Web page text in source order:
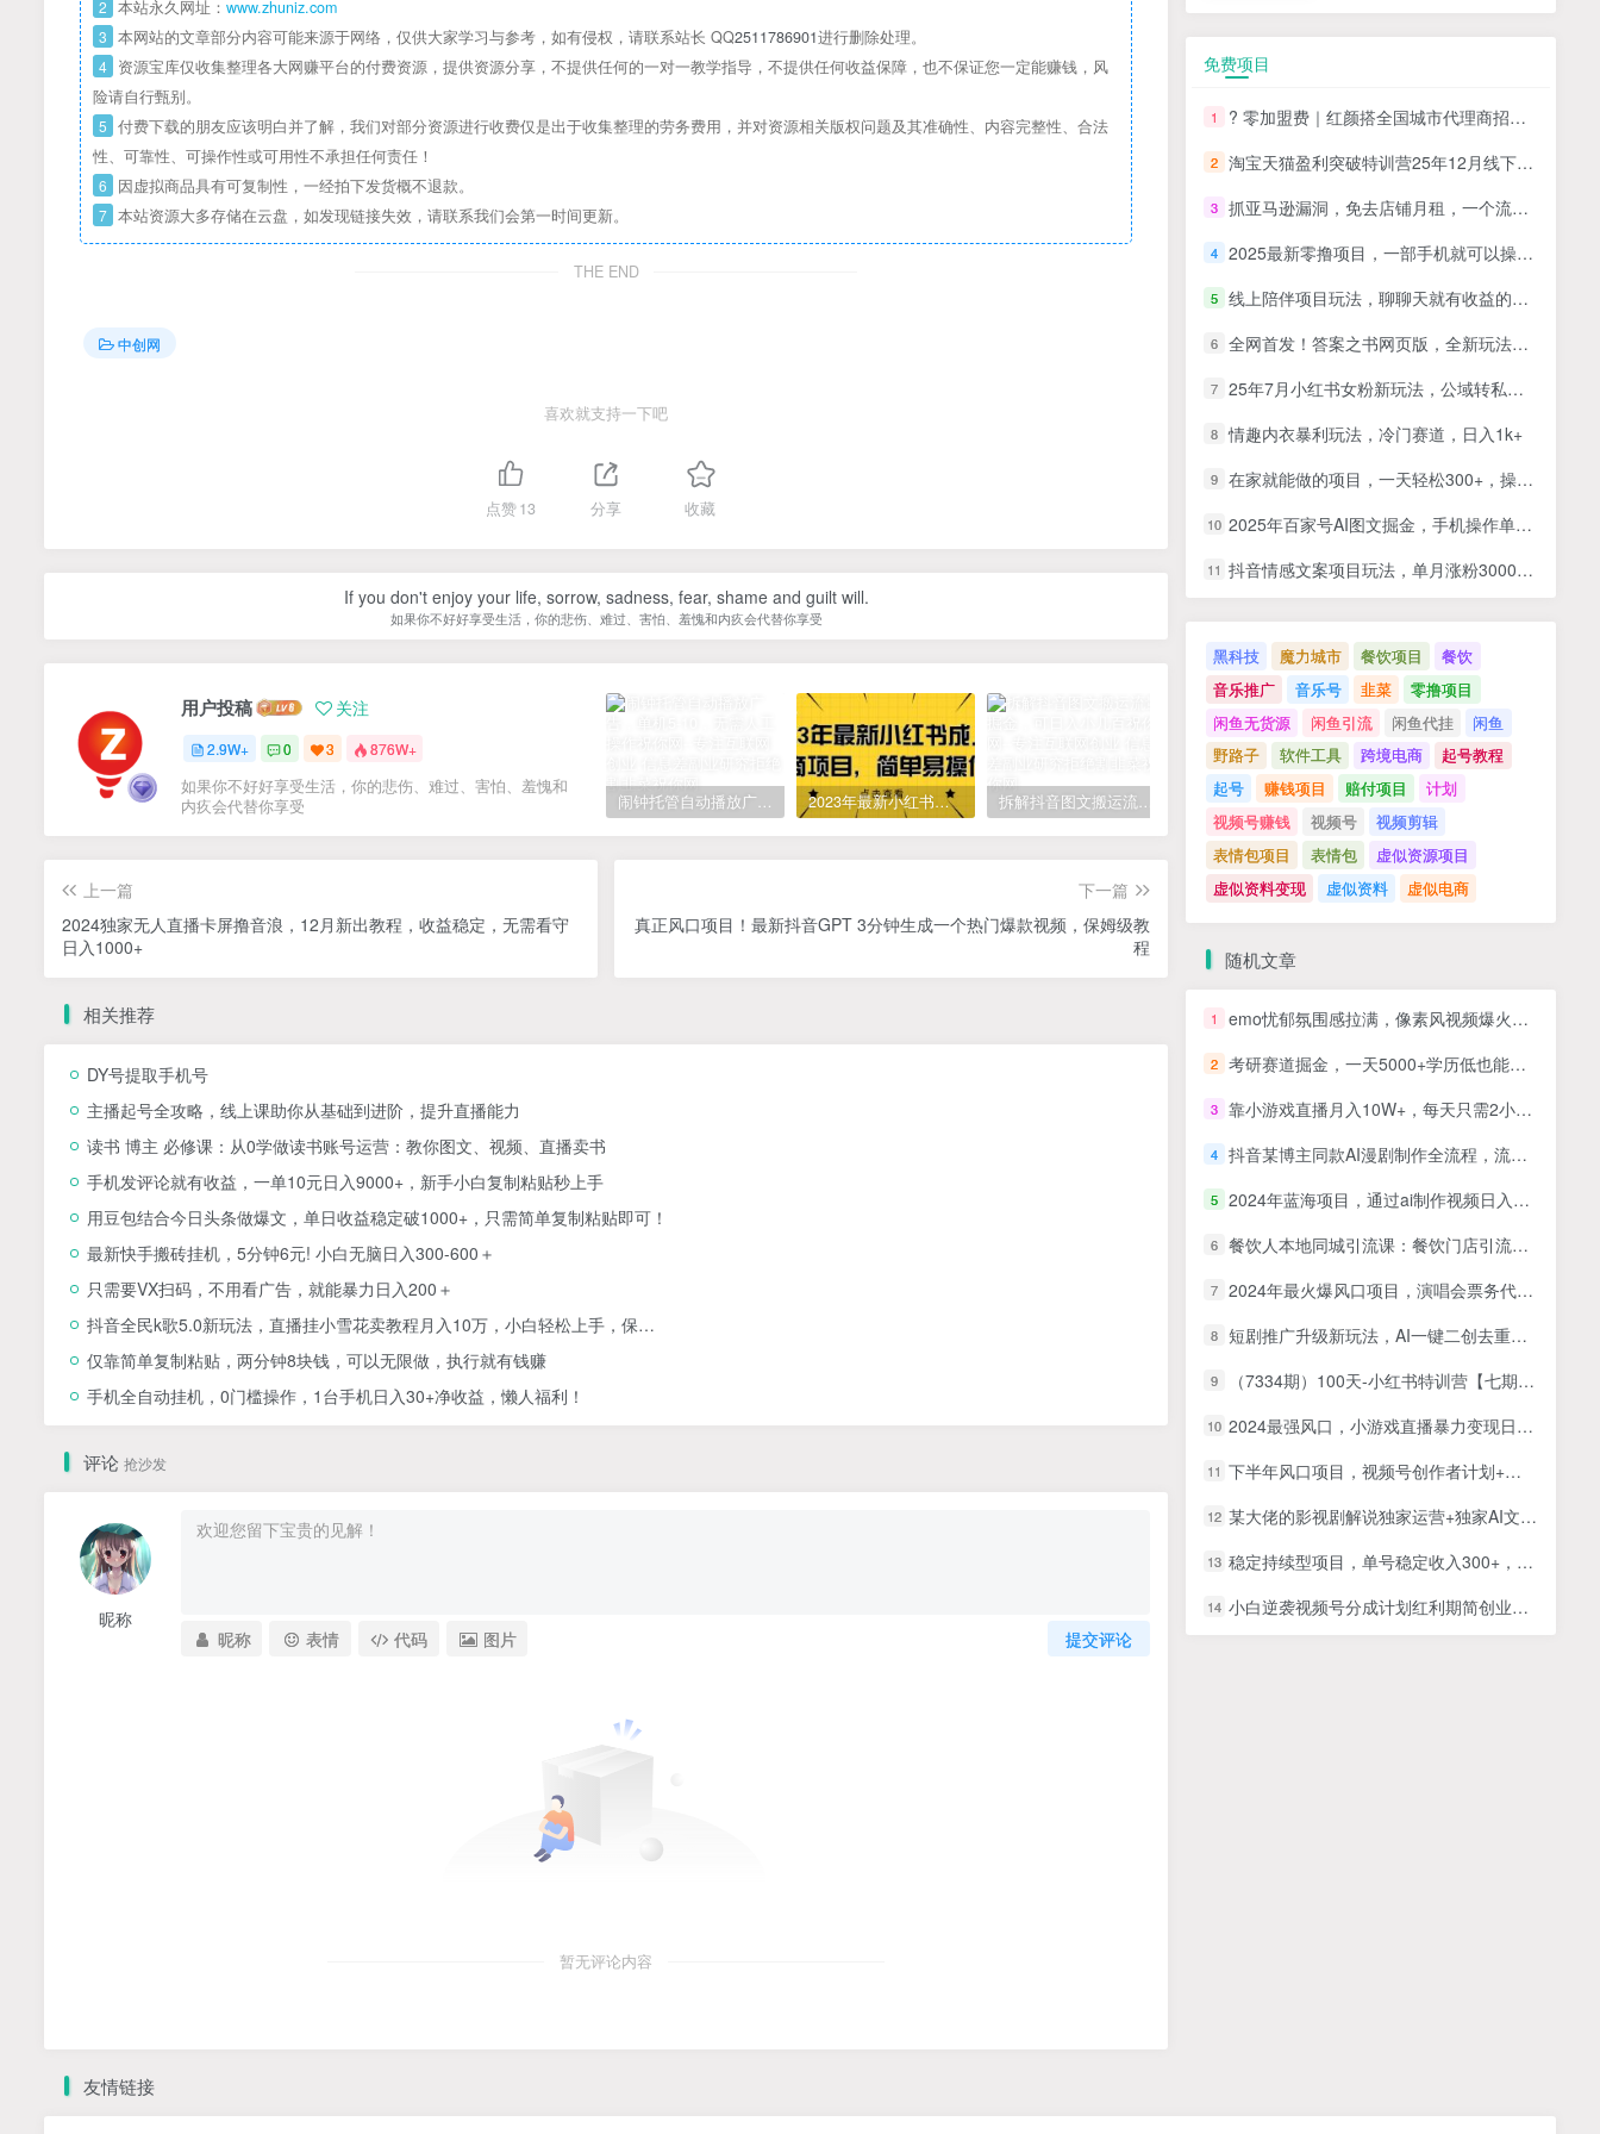
2 本站永久网址： www.zhuniz.com
3 本网站的文章部分内容可能来源于网络，仅供大家学习与参考，如有侵权，请联系站长 QQ2511786901进行删除处理。
4 资源宝库仅收集整理各大网赚平台的付费资源，提供资源分享，不提供任何的一对一教学指导，不提供任何收益保障，也不保证您一定能赚钱，风
险请自行甄别。
5 付费下载的朋友应该明白并了解，我们对部分资源进行收费仅是出于收集整理的劳务费用，并对资源相关版权问题及其准确性、内容完整性、合法
性、可靠性、可操作性或可用性不承担任何责任！
6 因虚拟商品具有可复制性，一经拍下发货概不退款。
7 本站资源大多存储在云盘，如发现链接失效，请联系我们会第一时间更新。
THE END
中创网
喜欢就支持一下吧
点赞13 分享 收藏
If you don't enjoy your life, sorrow, sadness, fear, shame and guilt will.
如果你不好好享受生活，你的悲伤、难过、害怕、羞愧和内疚会代替你享受
用户投稿 关注
2.9W+ 0 3 876W+
如果你不好好享受生活，你的悲伤、难过、害怕、羞愧和
内疚会代替你享受
闹钟托管自动播放广告，单机5-10，无需人工操作 2023年最新小红书成人电商项目，简单易操作【详细教程】 拆解抖音图文搬运流量掘金，可日入小几百 快手星火计划项目玩法，零门槛，单视频收益5000+，保姆级教程
上一篇
2024独家无人直播卡屏撸音浪，12月新出教程，收益稳定，无需看守
日入1000+
下一篇
真正风口项目！最新抖音GPT 3分钟生成一个热门爆款视频，保姆级教
程
相关推荐
DY号提取手机号
主播起号全攻略，线上课助你从基础到进阶，提升直播能力
读书 博主 必修课：从0学做读书账号运营：教你图文、视频、直播卖书
手机发评论就有收益，一单10元日入9000+，新手小白复制粘贴秒上手
用豆包结合今日头条做爆文，单日收益稳定破1000+，只需简单复制粘贴即可！
最新快手搬砖挂机，5分钟6元! 小白无脑日入300-600＋
只需要VX扫码，不用看广告，就能暴力日入200＋
抖音全民k歌5.0新玩法，直播挂小雪花卖教程月入10万，小白轻松上手，保…
仅靠简单复制粘贴，两分钟8块钱，可以无限做，执行就有钱赚
手机全自动挂机，0门槛操作，1台手机日入30+净收益，懒人福利！
评论 抢沙发
昵称
提交评论
昵称 表情 代码 图片
暂无评论内容
免费项目
1 ? 零加盟费｜红颜搭全国城市代理商招募正式启动！
2 淘宝天猫盈利突破特训营25年12月线下课，系统性的深度剖析电商企业经营之道，打造电商标准化运营体系
3 抓亚马逊漏洞，免去店铺月租，一个流量大竞争小，让你有机会成大卖的赛道
4 2025最新零撸项目，一部手机就可以操作，20秒一单，零投入纯薅羊毛，无门槛，一天200+【揭秘】
5 线上陪伴项目玩法，聊聊天就有收益的项目，一个月收益5000+
6 全网首发！答案之书网页版，全新玩法，搭配文档和网页，日入1k+零门槛小白首选副业
7 25年7月小红书女粉新玩法，公域转私域变现，日轻松变现2张+，5分钟简单复制好上手
8 情趣内衣暴利玩法，冷门赛道，日入1k+
9 在家就能做的项目，一天轻松300+，操作简单上手快
10 2025年百家号AI图文掘金，手机操作单号月入4-5位数，低门槛【附指令+工具】
11 抖音情感文案项目玩法，单月涨粉3000+，新手小白也能做
黑科技 魔力城市 餐饮项目
餐饮
音乐推广
音乐号 韭菜
零撸项目
闲鱼无货源
闲鱼引流 闲鱼代挂
闲鱼
野路子
软件工具 跨境电商
起号教程
起号
赚钱项目 赔付项目
计划
视频号赚钱
视频号
视频剪辑
表情包项目
表情包
虚似资源项目
虚似资料变现
虚似资料 虚似电商
随机文章
1 emo忧郁氛围感拉满，像素风视频爆火单条点赞50W，新手小白也能5分钟一条，稳定月入8k+
2 考研赛道掘金，一天5000+学历低也能做，保姆式教学，不学一下，真的可惜
3 靠小游戏直播月入10W+，每天只需2小时，保姆式教程，小白也能轻松上手
4 抖音某博主同款AI漫剧制作全流程，流量大变现快，小白都可以用Sora2轻松制片了，月入1W+
5 2024年蓝海项目，通过ai制作视频日入3000+，小白无脑操作，简单上手！
6 餐饮人本地同城引流课：餐饮门店引流必学，易落地（68节课）
7 2024年最火爆风口项目，演唱会票务代理，日入2000+，一部手机就能搞定！
8 短剧推广升级新玩法，AI一键二创去重，轻松月入2w+（教程+素材）
9 （7334期）100天-小红书特训营【七期】带你做自媒体博主 每月多赚4位数 IP账号全指南
10 2024最强风口，小游戏直播暴力变现日入3000+小白也可以轻松上手
11 下半年风口项目，视频号创作者计划+视频带货，单日收益1000+，一个视频两份收益
12 某大佬的影视剧解说独家运营+独家AI文案课，小白0粉丝也能快速打上抖音精选标签、吃到收益翻倍福利
13 稳定持续型项目，单号稳定收入300+，新手小白都能轻松月入过万
14 小白逆袭视频号分成计划红利期简创业让你轻松月入过万！
友情链接